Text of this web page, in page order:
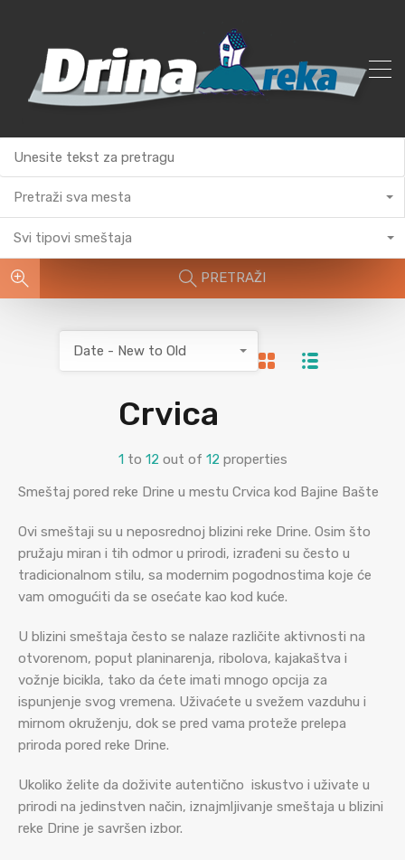
Pretraži sva mesta
Svi tipovi smeštaja
PRETRAŽI
Crvica
1 to 12 out of 12 properties
Date - New to Old
Smeštaj pored reke Drine u mestu Crvica kod Bajine Bašte
Ovi smeštaji su u neposrednoj blizini reke Drine. Osim što
pružaju miran i tih odmor u prirodi, izrađeni su često u
tradicionalnom stilu, sa modernim pogodnostima koje će
vam omogućiti da se osećate kao kod kuće.
U blizini smeštaja često se nalaze različite aktivnosti na
otvorenom, poput planinarenja, ribolova, kajakaštva i
vožnje bicikla, tako da ćete imati mnogo opcija za
ispunjenje svog vremena. Uživaćete u svežem vazduhu i
mirnom okruženju, dok se pred vama proteže prelepa
priroda pored reke Drine.
Ukoliko želite da doživite autentično iskustvo i uživate u
prirodi na jedinstven način, iznajmljivanje smeštaja u blizini
reke Drine je savršen izbor.